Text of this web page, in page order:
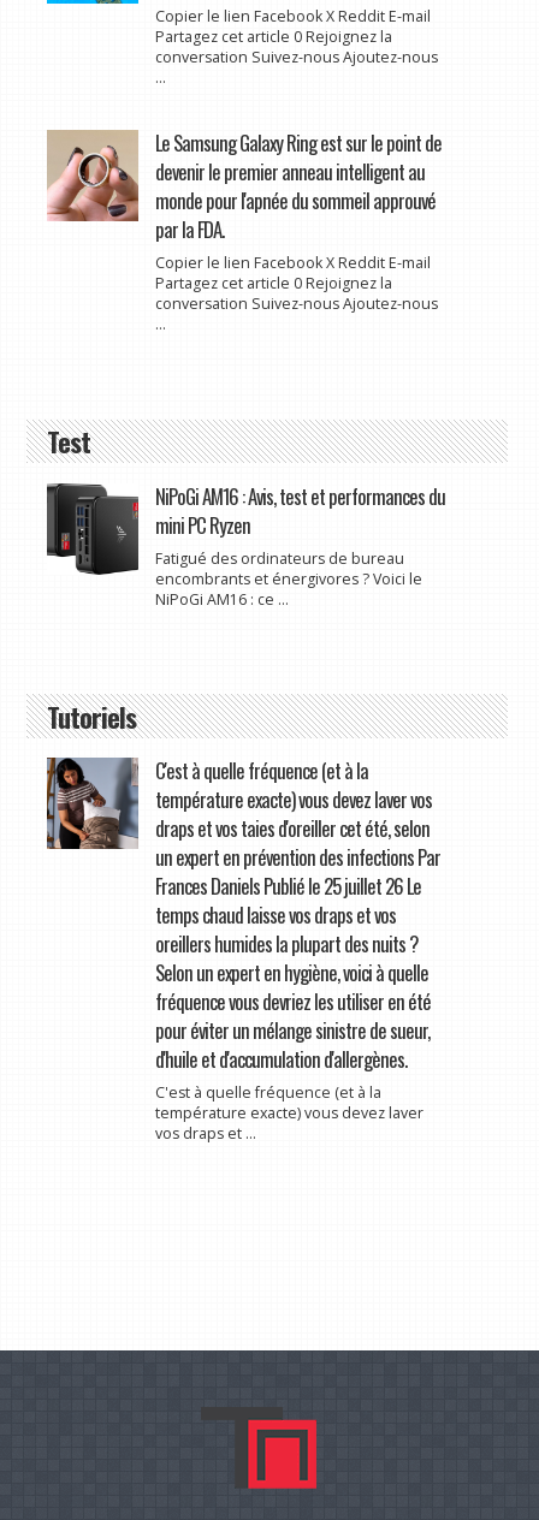
Copier le lien Facebook X Reddit E-mail
Partagez cet article 0 Rejoignez la
conversation Suivez-nous Ajoutez-nous
...
Le Samsung Galaxy Ring est sur le point de
devenir le premier anneau intelligent au
monde pour l'apnée du sommeil approuvé
par la FDA.
Copier le lien Facebook X Reddit E-mail
Partagez cet article 0 Rejoignez la
conversation Suivez-nous Ajoutez-nous
...
Test
NiPoGi AM16 : Avis, test et performances du
mini PC Ryzen
Fatigué des ordinateurs de bureau
encombrants et énergivores ? Voici le
NiPoGi AM16 : ce ...
Tutoriels
C'est à quelle fréquence (et à la
température exacte) vous devez laver vos
draps et vos taies d'oreiller cet été, selon
un expert en prévention des infections Par
Frances Daniels Publié le 25 juillet 26 Le
temps chaud laisse vos draps et vos
oreillers humides la plupart des nuits ?
Selon un expert en hygiène, voici à quelle
fréquence vous devriez les utiliser en été
pour éviter un mélange sinistre de sueur,
d'huile et d'accumulation d'allergènes.
C'est à quelle fréquence (et à la
température exacte) vous devez laver
vos draps et ...